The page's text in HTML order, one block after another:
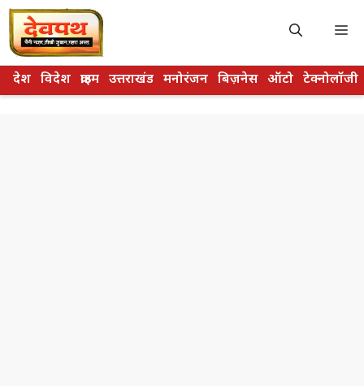
Skip
to
content
देश विदेश क्राइम उत्तराखंड मनोरंजन बिज़नेस ऑटो टेक्नोलॉजी